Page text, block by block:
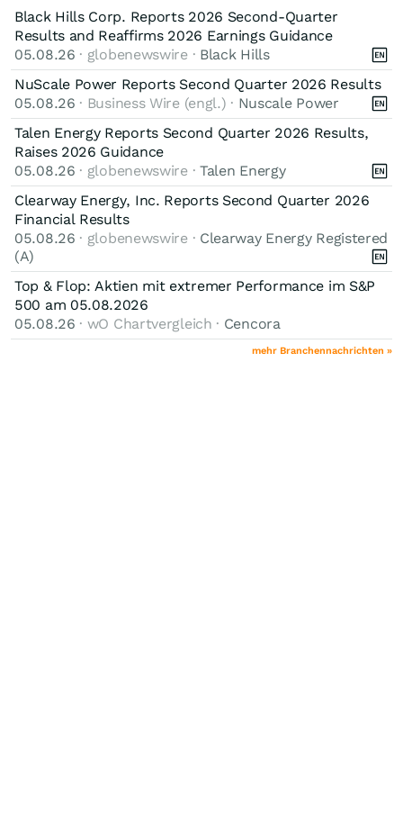
warum.
Weiterhin viel Erfolg
Black Hills Corp. Reports 2026 Second-Quarter
Results and Reaffirms 2026 Earnings Guidance
05.08.26 · globenewswire · Black Hills
NuScale Power Reports Second Quarter 2026 Results
05.08.26 · Business Wire (engl.) · Nuscale Power
Talen Energy Reports Second Quarter 2026 Results,
Raises 2026 Guidance
05.08.26 · globenewswire · Talen Energy
Clearway Energy, Inc. Reports Second Quarter 2026
Financial Results
05.08.26 · globenewswire · Clearway Energy Registered
(A)
Top & Flop: Aktien mit extremer Performance im S&P
500 am 05.08.2026
05.08.26 · wO Chartvergleich · Cencora
mehr Branchennachrichten »